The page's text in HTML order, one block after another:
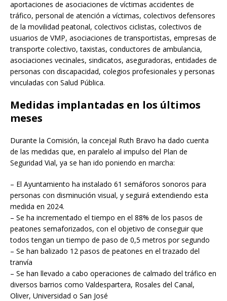
aportaciones de asociaciones de víctimas accidentes de
tráfico, personal de atención a víctimas, colectivos defensores
de la movilidad peatonal, colectivos ciclistas, colectivos de
usuarios de VMP, asociaciones de transportistas, empresas de
transporte colectivo, taxistas, conductores de ambulancia,
asociaciones vecinales, sindicatos, aseguradoras, entidades de
personas con discapacidad, colegios profesionales y personas
vinculadas con Salud Pública.
Medidas implantadas en los últimos
meses
Durante la Comisión, la concejal Ruth Bravo ha dado cuenta
de las medidas que, en paralelo al impulso del Plan de
Seguridad Vial, ya se han ido poniendo en marcha:
– El Ayuntamiento ha instalado 61 semáforos sonoros para
personas con disminución visual, y seguirá extendiendo esta
medida en 2024.
– Se ha incrementado el tiempo en el 88% de los pasos de
peatones semaforizados, con el objetivo de conseguir que
todos tengan un tiempo de paso de 0,5 metros por segundo
– Se han balizado 12 pasos de peatones en el trazado del
tranvía
– Se han llevado a cabo operaciones de calmado del tráfico en
diversos barrios como Valdespartera, Rosales del Canal,
Oliver, Universidad o San José